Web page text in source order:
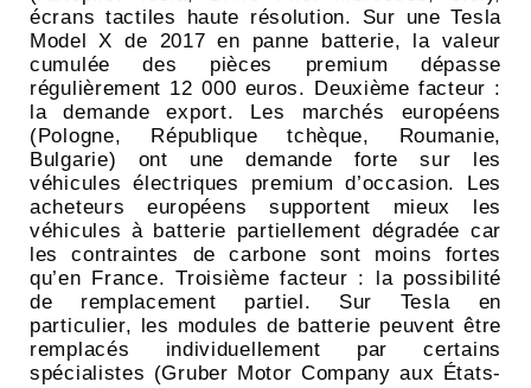
écrans tactiles haute résolution. Sur une Tesla
Model X de 2017 en panne batterie, la valeur
cumulée des pièces premium dépasse
régulièrement 12 000 euros. Deuxième facteur :
la demande export. Les marchés européens
(Pologne, République tchèque, Roumanie,
Bulgarie) ont une demande forte sur les
véhicules électriques premium d’occasion. Les
acheteurs européens supportent mieux les
véhicules à batterie partiellement dégradée car
les contraintes de carbone sont moins fortes
qu’en France. Troisième facteur : la possibilité
de remplacement partiel. Sur Tesla en
particulier, les modules de batterie peuvent être
remplacés individuellement par certains
spécialistes (Gruber Motor Company aux États-